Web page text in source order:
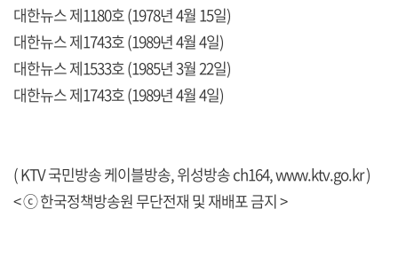
대한뉴스 제1180호 (1978년 4월 15일)
대한뉴스 제1743호 (1989년 4월 4일)
대한뉴스 제1533호 (1985년 3월 22일)
대한뉴스 제1743호 (1989년 4월 4일)
( KTV 국민방송 케이블방송, 위성방송 ch164,www.ktv.go.kr)
< ⓒ 한국정책방송원 무단전재 및 재배포 금지 >